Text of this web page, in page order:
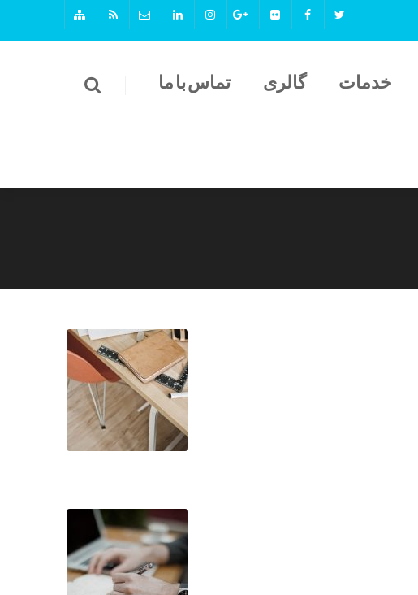
خدمات گالری تماس با ما